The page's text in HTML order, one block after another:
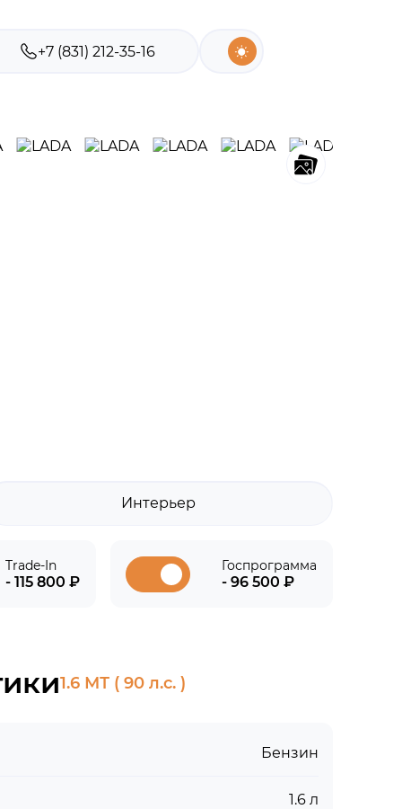
+7 (831) 212-35-16
Интерьер
Trade-In
- 115 800 ₽
Госпрограмма
- 96 500 ₽
1.6 МТ ( 90 л.с. )
Бензин
1.6 л